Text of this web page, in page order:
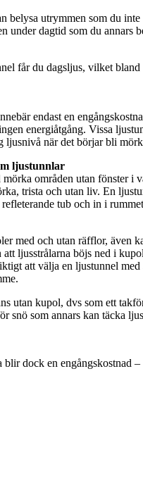
belysa utrymmen som du
under dagtid som du annars
får du dagsljus, vilket
endast en
energiåtgång. Vissa
ljusnivå när det börjar bli
ljustunnlar
områden utan fönster i
trista och utan liv. En
tub och in i
med och utan räfflor, även
att ljusstrålarna böjs ned i
att välja en ljustunnel med
utan kupol, dvs som ett
snö som annars kan täcka
dock en engångskostnad